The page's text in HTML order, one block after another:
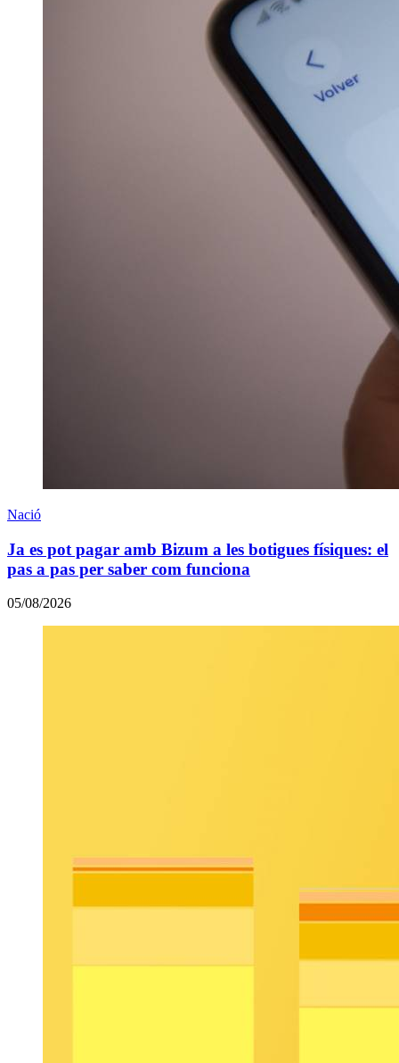
Nació
Ja es pot pagar amb Bizum a les botigues físiques: el
pas a pas per saber com funciona
05/08/2026